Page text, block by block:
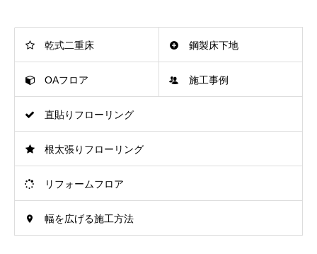
乾式二重床 鋼製床下地
OAフロア 施工事例
直貼りフローリング
根太張りフローリング
リフォームフロア
幅を広げる施工方法